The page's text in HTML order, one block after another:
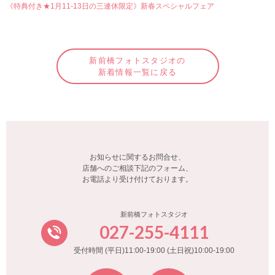
《特典付き★1月11-13日の三連休限定》新春スペシャルフェア
新前橋フォトスタジオの
新着情報一覧に戻る
お知らせに関するお問合せ、
店舗へのご相談下記のフォーム、
お電話より受け付けております。
新前橋フォトスタジオ
027-255-4111
受付時間 (平日)11:00-19:00 (土日祝)10:00-19:00